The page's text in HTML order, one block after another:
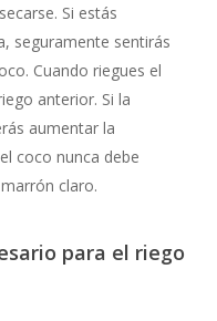
Si estás
seguramente sentirás
Cuando riegues el
anterior. Si la
aumentar la
coco nunca debe
claro.
para el riego